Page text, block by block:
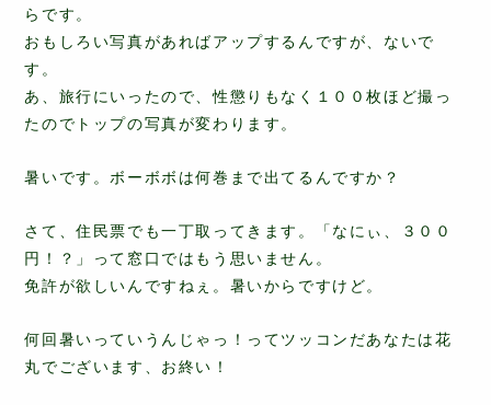
らです。
おもしろい写真があればアップするんですが、ないで
す。
あ、旅行にいったので、性懲りもなく１００枚ほど撮っ
たのでトップの写真が変わります。
暑いです。ボーボボは何巻まで出てるんですか？
さて、住民票でも一丁取ってきます。「なにぃ、３００
円！？」って窓口ではもう思いません。
免許が欲しいんですねぇ。暑いからですけど。
何回暑いっていうんじゃっ！ってツッコンだあなたは花
丸でございます、お終い！